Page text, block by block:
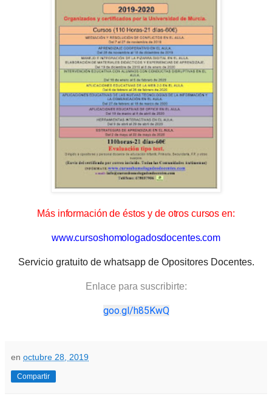
Más información de éstos y de otros cursos en:
www.cursoshomologadosdocentes.com
Servicio gratuito de whatsapp de Opositores Docentes.
Enlace para suscribirte:
goo.gl/h85KwQ
en octubre 28, 2019
Compartir